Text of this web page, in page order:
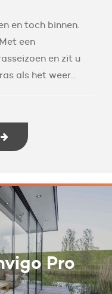
en toch binnen.
een
en zit u
als het weer...
Pro